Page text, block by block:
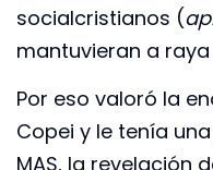
socialcristianos (
mantuvieran a
Por eso valoró la
Copei y le tenía
MAS, la revelación